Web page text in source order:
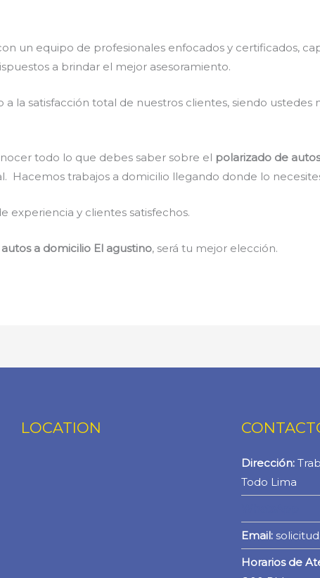
un equipo de profesionales enfocados y certificados,
a brindar el mejor asesoramiento.
la satisfacción total de nuestros clientes, siendo ustedes
todo lo que debes saber sobre el polarizado de
Hacemos trabajos a domicilio llegando donde lo
experiencia y clientes satisfechos.
a domicilio El agustino, será tu mejor elección.
LOCATION
Dirección:
Todo Lima
Email:
Horarios de